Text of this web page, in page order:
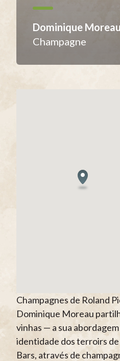
Dominique Moreau
Champagne
Champagnes de Roland
Dominique Moreau
vinhas — a sua
identidade dos terroirs
Bars, através de